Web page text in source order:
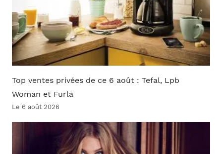
Top ventes privées de ce 6 août : Tefal, Lpb
Woman et Furla
Le 6 août 2026